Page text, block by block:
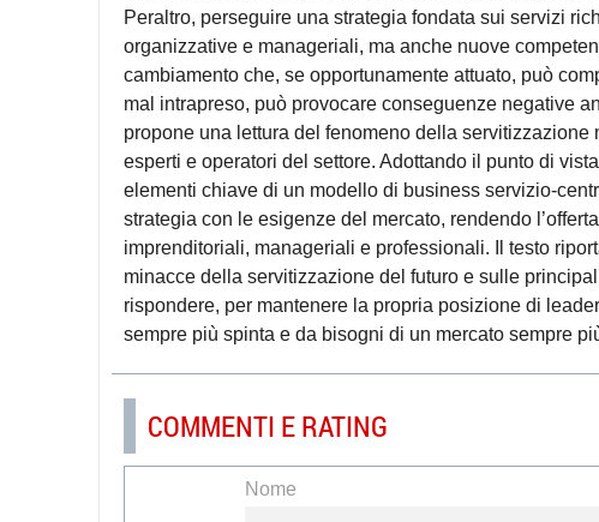
Peraltro, perseguire una strategia fondata sui servizi
organizzative e manageriali, ma anche nuove
cambiamento che, se opportunamente attuato, può
mal intrapreso, può provocare conseguenze negative
propone una lettura del fenomeno della
esperti e operatori del settore. Adottando il punto di
elementi chiave di un modello di business servizio-
strategia con le esigenze del mercato, rendendo
imprenditoriali, manageriali e professionali. Il testo
minacce della servitizzazione del futuro e sulle
rispondere, per mantenere la propria posizione di
sempre più spinta e da bisogni di un mercato sempre
COMMENTI E RATING
Nome